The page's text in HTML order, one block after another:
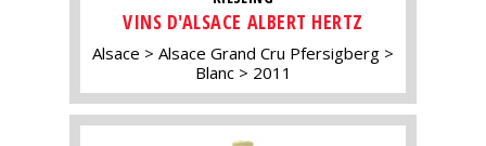
VINS D'ALSACE ALBERT HERTZ
Alsace
Alsace Grand Cru Pfersigberg
Blanc
2011